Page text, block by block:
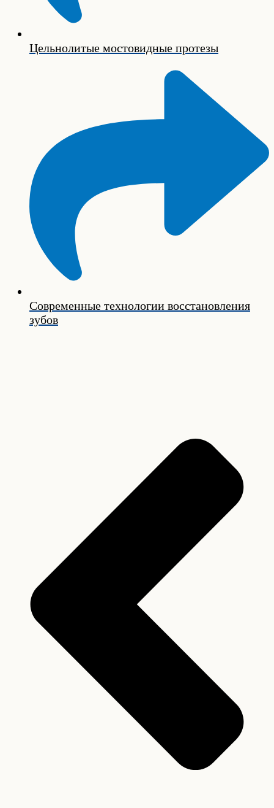
Цельнолитые мостовидные протезы
Современные технологии восстановления
зубов